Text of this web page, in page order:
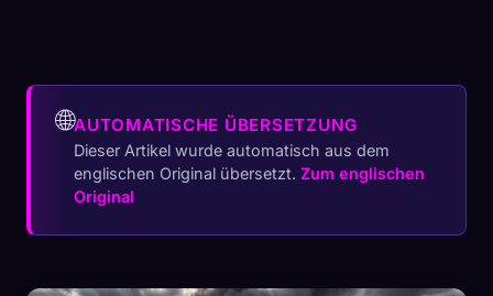
🌐AUTOMATISCHE ÜBERSETZUNG
Dieser Artikel wurde automatisch aus dem
englischen Original übersetzt. Zum englischen
Original